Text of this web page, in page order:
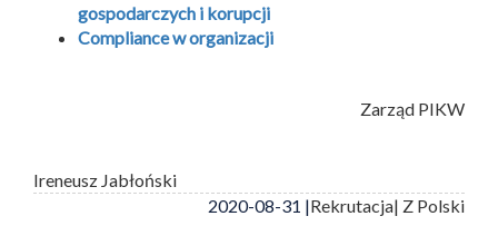
gospodarczych i korupcji
Compliance w organizacji
Zarząd PIKW
Ireneusz Jabłoński
2020-08-31 |Rekrutacja| Z Polski